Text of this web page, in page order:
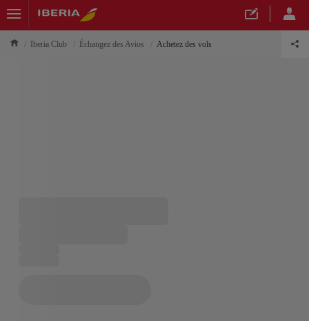
Iberia Club Échangez des Avios Achetez des vols